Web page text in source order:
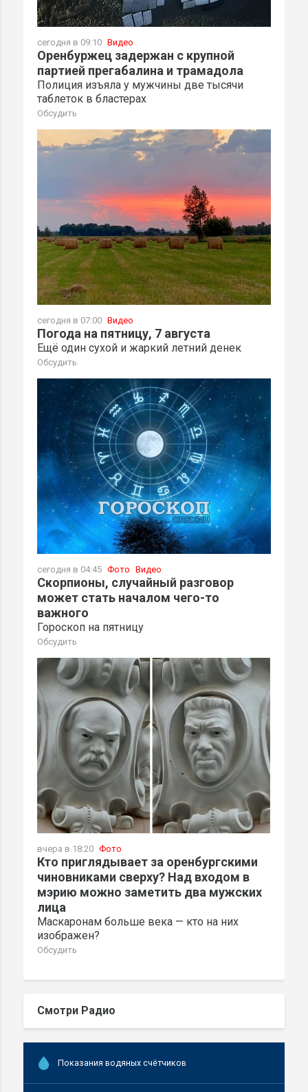
сегодня в 09:10 Видео
Оренбуржец задержан с крупной
партией прегабалина и трамадола
Полиция изъяла у мужчины две тысячи
таблеток в бластерах
Обсудить
сегодня в 07:00 Видео
Погода на пятницу, 7 августа
Ещё один сухой и жаркий летний денек
Обсудить
сегодня в 04:45 Фото Видео
Скорпионы, случайный разговор
может стать началом чего-то
важного
Гороскоп на пятницу
Обсудить
вчера в 18:20 Фото
Кто приглядывает за оренбургскими
чиновниками сверху? Над входом в
мэрию можно заметить два мужских
лица
Маскаронам больше века — кто на них
изображен?
Обсудить
Смотри Радио
Показания водяных счётчиков